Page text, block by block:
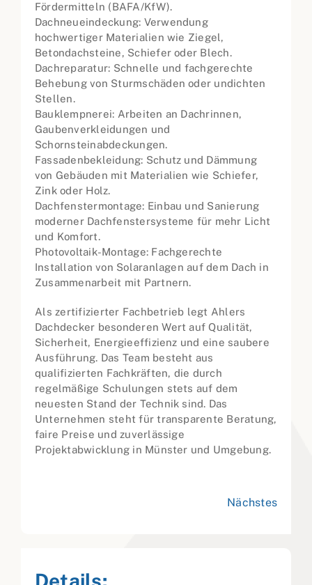
Fördermitteln (BAFA/KfW).
Dachneueindeckung: Verwendung
hochwertiger Materialien wie Ziegel,
Betondachsteine, Schiefer oder Blech.
Dachreparatur: Schnelle und fachgerechte
Behebung von Sturmschäden oder undichten
Stellen.
Bauklempnerei: Arbeiten an Dachrinnen,
Gaubenverkleidungen und
Schornsteinabdeckungen.
Fassadenbekleidung: Schutz und Dämmung
von Gebäuden mit Materialien wie Schiefer,
Zink oder Holz.
Dachfenstermontage: Einbau und Sanierung
moderner Dachfenstersysteme für mehr Licht
und Komfort.
Photovoltaik-Montage: Fachgerechte
Installation von Solaranlagen auf dem Dach in
Zusammenarbeit mit Partnern.
Als zertifizierter Fachbetrieb legt Ahlers
Dachdecker besonderen Wert auf Qualität,
Sicherheit, Energieeffizienz und eine saubere
Ausführung. Das Team besteht aus
qualifizierten Fachkräften, die durch
regelmäßige Schulungen stets auf dem
neuesten Stand der Technik sind. Das
Unternehmen steht für transparente Beratung,
faire Preise und zuverlässige
Projektabwicklung in Münster und Umgebung.
Nächstes